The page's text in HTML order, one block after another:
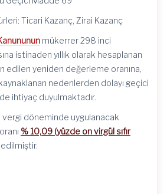
Ticari Kazanç, Zirai Kazanç
mükerrer 298 inci
istinaden yıllık olarak hesaplanan
edilen yeniden değerleme oranına,
nedenlerden dolayı geçici
ihtiyaç duyulmaktadır.
vergi döneminde uygulanacak
% 10,09 (yüzde on virgül sıfır